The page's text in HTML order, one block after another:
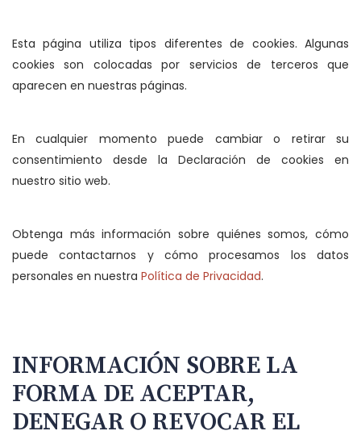
Esta página utiliza tipos diferentes de cookies. Algunas
cookies son colocadas por servicios de terceros que
aparecen en nuestras páginas.
En cualquier momento puede cambiar o retirar su
consentimiento desde la Declaración de cookies en
nuestro sitio web.
Obtenga más información sobre quiénes somos, cómo
puede contactarnos y cómo procesamos los datos
personales en nuestra Política de Privacidad.
INFORMACIÓN SOBRE LA
FORMA DE ACEPTAR,
DENEGAR O REVOCAR EL